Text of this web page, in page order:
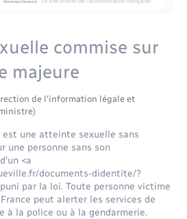
communes
commise sur
majeure
de l'information légale et
est une atteinte sexuelle sans
une personne sans son
<a
documents-didentite/?
par la loi. Toute personne victime
peut alerter les services de
à la police ou à la gendarmerie.